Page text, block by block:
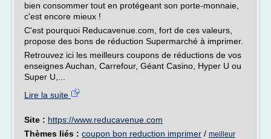
bien consommer tout en protégeant son porte-monnaie,
c'est encore mieux !
C'est pourquoi Reducavenue.com, fort de ces valeurs,
propose des bons de réduction Supermarché à imprimer.
Retrouvez ici les meilleurs coupons de réductions de vos
enseignes Auchan, Carrefour, Géant Casino, Hyper U ou
Super U,...
Lire la suite
Site : https://www.reducavenue.com
Thèmes liés : coupon bon reduction imprimer / meilleur